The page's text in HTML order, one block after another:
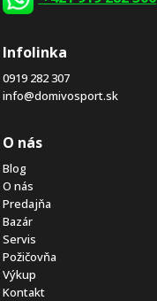
Infolinka
0919 282 307
info@domivosport.sk
O nás
Blog
O nás
Predajňa
Bazár
Servis
Požičovňa
Výkup
Kontakt